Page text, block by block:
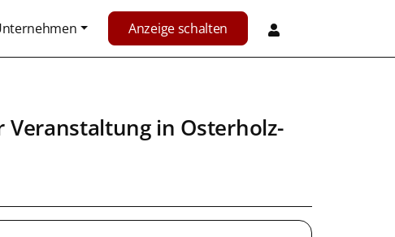
Anzeige schalten
Veranstaltungin Osterholz-